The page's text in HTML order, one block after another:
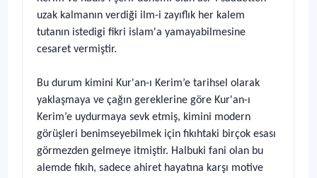
uzak kalmanın verdiği ilm-i zayıflık her kalem
tutanın istedigi fikri islam'a yamayabilmesine
cesaret vermiştir.
Bu durum kimini Kur'an-ı Kerim’e tarihsel olarak
yaklaşmaya ve çağın gereklerine göre Kur'an-ı
Kerim’e uydurmaya sevk etmiş, kimini modern
görüşleri benimseyebilmek için fıkıhtaki birçok esası
görmezden gelmeye itmiştir. Halbuki fani olan bu
alemde fıkıh, sadece ahiret hayatına karşı motive